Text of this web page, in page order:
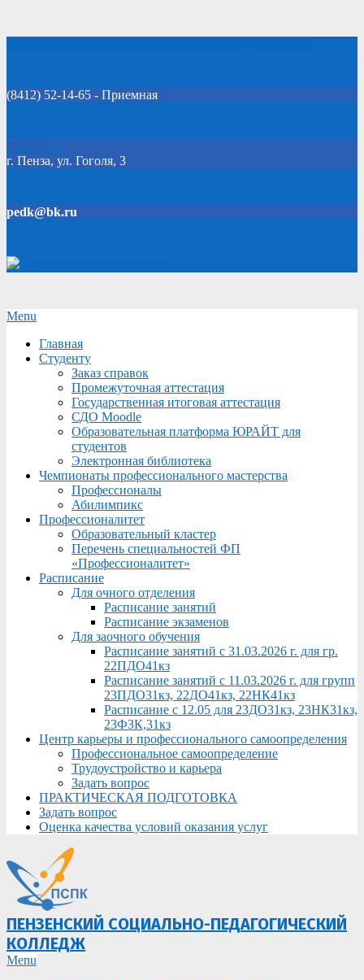
(8412) 52-14-65 - Приемная
Click Here
г. Пенза, ул. Гоголя, 3
pedk@bk.ru
Secondary
Menu
Menu
Главная
Студенту
Заказ справок
Промежуточная аттестация
Государственная итоговая аттестация
СДО Moodle
Образовательная платформа ЮРАЙТ для
студентов
Электронная библиотека
Чемпионаты профессионального мастерства
Профессионалы
Абилимпикс
Профессионалитет
Образовательный кластер
Перечень специальностей ФП
«Профессионалитет»
Расписание
Для очного отделения
Расписание занятий
Расписание экзаменов
Для заочного обучения
Расписание занятий с 31.03.2026 г. для гр.
22ПДО41кз
Расписание занятий с 11.03.2026 г. для групп
23ПДО31кз, 22ДО41кз, 22НК41кз
Расписание с 12.05 для 23ДО31кз, 23НК31кз,
23ФЗК,31кз
Центр карьеры и профессионального самоопределения
Профессиональное самоопределение
Трудоустройство и карьера
Задать вопрос
ПРАКТИЧЕСКАЯ ПОДГОТОВКА
Задать вопрос
Оценка качества условий оказания услуг
ПЕНЗЕНСКИЙ СОЦИАЛЬНО-ПЕДАГОГИЧЕСКИЙ
КОЛЛЕДЖ
Primary
Menu